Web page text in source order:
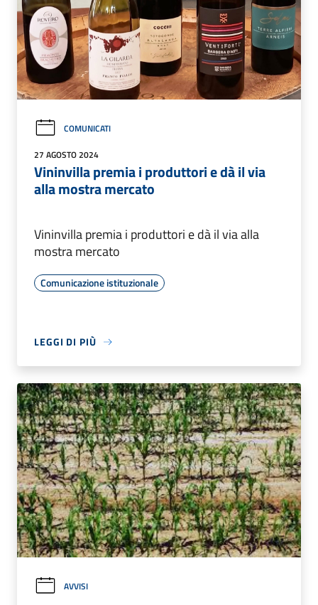
COMUNICATI
27 AGOSTO 2024
Vininvilla premia i produttori e dà il via
alla mostra mercato
Vininvilla premia i produttori e dà il via alla
mostra mercato
Comunicazione istituzionale
LEGGI DI PIÙ
AVVISI